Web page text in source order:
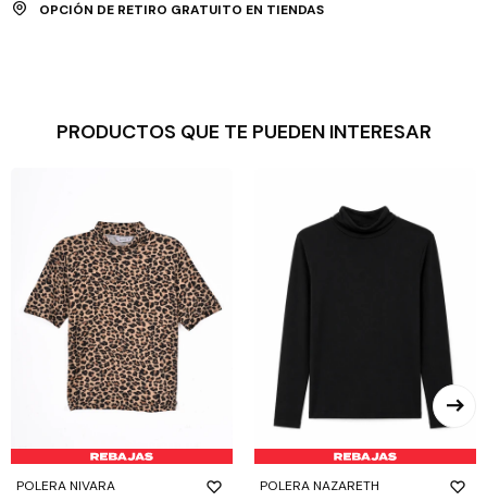
OPCIÓN DE RETIRO GRATUITO EN TIENDAS
PRODUCTOS QUE TE PUEDEN INTERESAR
POLERA NIVARA POLERA NAZARETH